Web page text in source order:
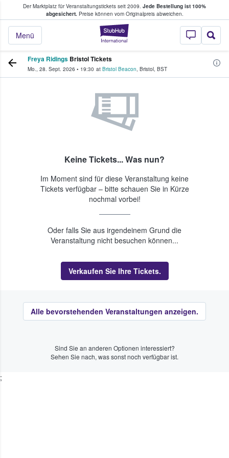
Der Marktplatz für Veranstaltungstickets seit 2009. Jede Bestellung ist 100%
abgesichert.Preise können vom Originalpreis abweichen.
StubHub - Wo
Menü
Tickets kaufen & verkaufen
Freya Ridings Bristol Tickets
Mo., 28. Sept. 2026 • 19:30 at Bristol Beacon, Bristol, BST
Keine Tickets... Was nun?
Im Moment sind für diese Veranstaltung keine
Tickets verfügbar – bitte schauen Sie in Kürze
nochmal vorbei!
Oder falls Sie aus irgendeinem Grund die
Veranstaltung nicht besuchen können...
Verkaufen Sie Ihre Tickets.
Alle bevorstehenden Veranstaltungen anzeigen.
Sind Sie an anderen Optionen interessiert?
Sehen Sie nach, was sonst noch verfügbar ist.
;